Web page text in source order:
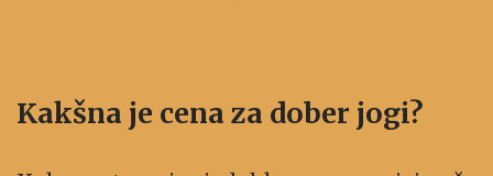
Kakšna je cena za dober jogi?